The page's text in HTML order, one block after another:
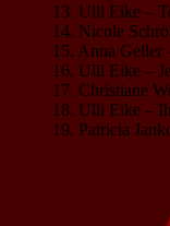
13. Ulli Eike –
14. Nicole
15. Anna Geller
16. Ulli Eike –
17. Christiane
18. Ulli Eike –
19. Patricia